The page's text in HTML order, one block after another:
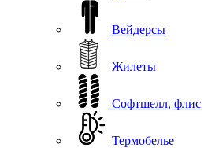
Вейдерсы
Жилеты
Софтшелл, флис
Термобелье